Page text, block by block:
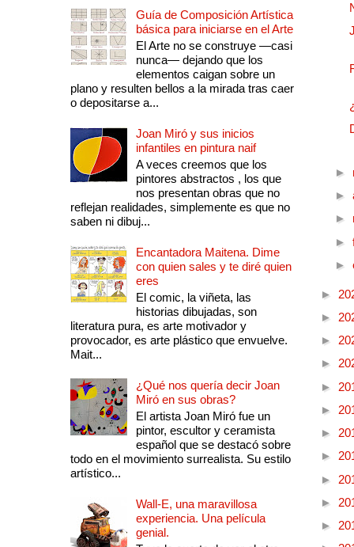
Guía de Composición Artística
básica para iniciarse en el Arte
El Arte no se construye —casi
nunca— dejando que los
elementos caigan sobre un
plano y resulten bellos a la mirada tras caer
o depositarse a...
Joan Miró y sus inicios
infantiles en pintura naif
A veces creemos que los
pintores abstractos , los que
nos presentan obras que no
reflejan realidades, simplemente es que no
saben ni dibuj...
Encantadora Maitena. Dime
con quien sales y te diré quien
eres
El comic, la viñeta, las
historias dibujadas, son
literatura pura, es arte motivador y
provocador, es arte plástico que envuelve.
Mait...
¿Qué nos quería decir Joan
Miró en sus obras?
El artista Joan Miró fue un
pintor, escultor y ceramista
español que se destacó sobre
todo en el movimiento surrealista. Su estilo
artístico...
Wall-E, una maravillosa
experiencia. Una película
genial.
►
►
►
►
►
►
►
►
►
►
►
►
►
►
►
►